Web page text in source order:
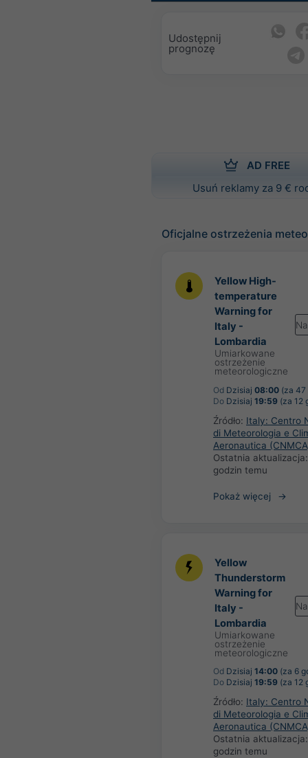
Udostępnij
prognozę
AD FREE
Usuń reklamy za 9 €
Oficjalne ostrzeżenia
Yellow High-
temperature
Warning for
Italy -
Lombardia
Umiarkowane
ostrzeżenie
meteorologiczne
Od Dzisiaj 08:00 (za 47
Do Dzisiaj 19:59 (za 12
Źródło: Italy: Centro
di Meteorologia e
Aeronautica
Ostatnia
godzin temu
Pokaż więcej
Yellow
Thunderstorm
Warning for
Italy -
Lombardia
Umiarkowane
ostrzeżenie
meteorologiczne
Od Dzisiaj 14:00 (za 6
Do Dzisiaj 19:59 (za 12
Źródło: Italy: Centro
di Meteorologia e
Aeronautica
Ostatnia
godzin temu